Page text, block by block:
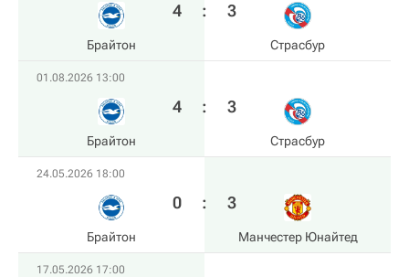
Брайтон
4 : 3
Страсбур
01.08.2026 13:00
Брайтон
4 : 3
Страсбур
24.05.2026 18:00
Брайтон
0 : 3
Манчестер Юнайтед
17.05.2026 17:00